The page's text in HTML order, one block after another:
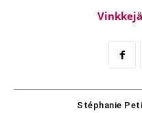
Stéphanie